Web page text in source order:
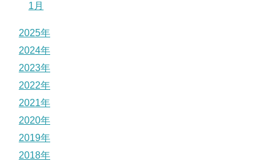
1月
2025年
2024年
2023年
2022年
2021年
2020年
2019年
2018年